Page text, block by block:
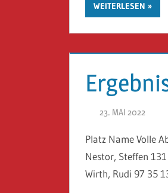
WEITERLESEN
23. MAI 2022
Platz Name Volle
Nestor, Steffen
Wirth, Rudi 97 35